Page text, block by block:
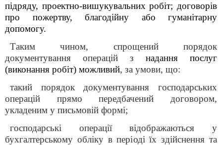
підряду, проектно-вишукувальних робіт; договорів
про пожертву, благодійну або гуманітарну
допомогу.
Таким чином, спрощений порядок
документування операцій з надання послуг
(виконання робіт) можливий, за умови, що:
такий порядок документування господарських
операцій прямо передбачений договором,
укладеним у письмовій формі;
господарські операції відображаються у
бухгалтерському обліку в періоді їх здійснення та